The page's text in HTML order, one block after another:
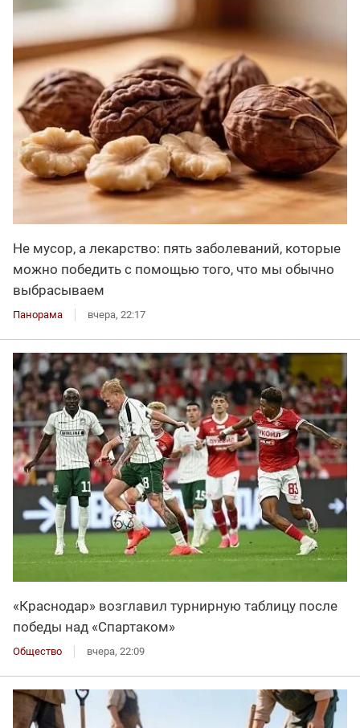
Не мусор, а лекарство: пять заболеваний, которые
можно победить с помощью того, что мы обычно
выбрасываем
Панорама вчера, 22:17
«Краснодар» возглавил турнирную таблицу после
победы над «Спартаком»
Общество вчера, 22:09